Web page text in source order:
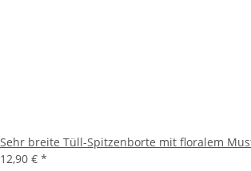
Sehr breite Tüll-Spitzenborte mit floralem
12,90 € *